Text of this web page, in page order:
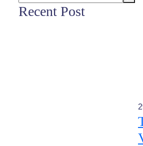
Recent Post